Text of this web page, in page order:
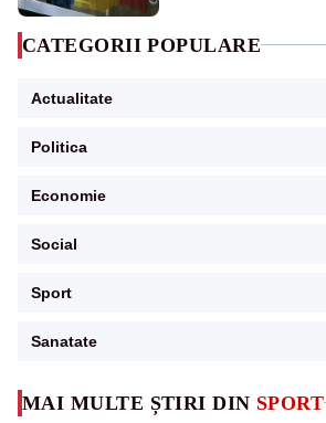
MAI MULTE ȘTIRI DIN SPORT
CATEGORII POPULARE
Actualitate
Politica
Economie
Social
Sport
Sanatate